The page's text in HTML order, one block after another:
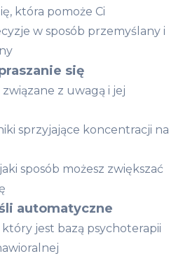
która pomoże Ci
w sposób przemyślany i
się
związane z uwagą i jej
sprzyjające koncentracji na
sposób możesz zwiększać
automatyczne
który jest bazą psychoterapii